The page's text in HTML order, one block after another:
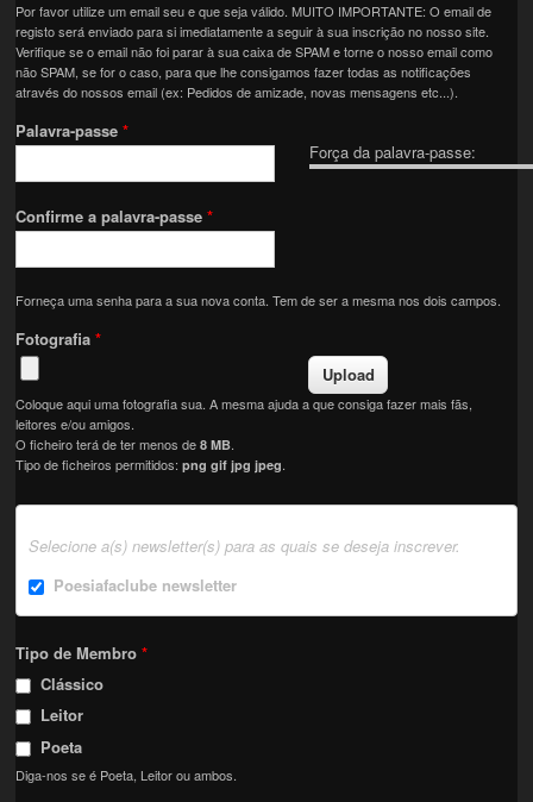
Por favor utilize um email seu e que seja válido. MUITO IMPORTANTE: O email de
registo será enviado para si imediatamente a seguir à sua inscrição no nosso site.
Verifique se o email não foi parar à sua caixa de SPAM e torne o nosso email como
não SPAM, se for o caso, para que lhe consigamos fazer todas as notificações
através do nossos email (ex: Pedidos de amizade, novas mensagens etc...).
Força da palavra-passe:
Palavra-passe*
Confirme a palavra-passe*
Forneça uma senha para a sua nova conta. Tem de ser a mesma nos dois campos.
Fotografia*
Coloque aqui uma fotografia sua. A mesma ajuda a que consiga fazer mais fãs,
leitores e/ou amigos.
O ficheiro terá de ter menos de8 MB
Tipo de ficheiros permitidos:png gif jpg jpeg
Selecione a(s) newsletter(s) para as quais se deseja inscrever.
Poesiafaclube newsletter
Tipo de Membro*
Clássico
Leitor
Poeta
Diga-nos se é Poeta, Leitor ou ambos.